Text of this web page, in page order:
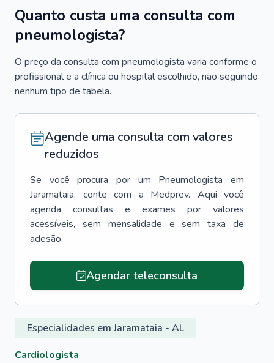
Quanto custa uma consulta com
pneumologista?
O preço da consulta com pneumologista varia conforme o
profissional e a clínica ou hospital escolhido, não seguindo
nenhum tipo de tabela.
Agende uma consulta com valores
reduzidos
Se você procura por um Pneumologista
em
Jaramataia, conte com a Medprev. Aqui você
agenda consultas e exames por valores
acessíveis, sem mensalidade e sem taxa de
adesão.
Agendar teleconsulta
Especialidades em Jaramataia - AL
Cardiologista